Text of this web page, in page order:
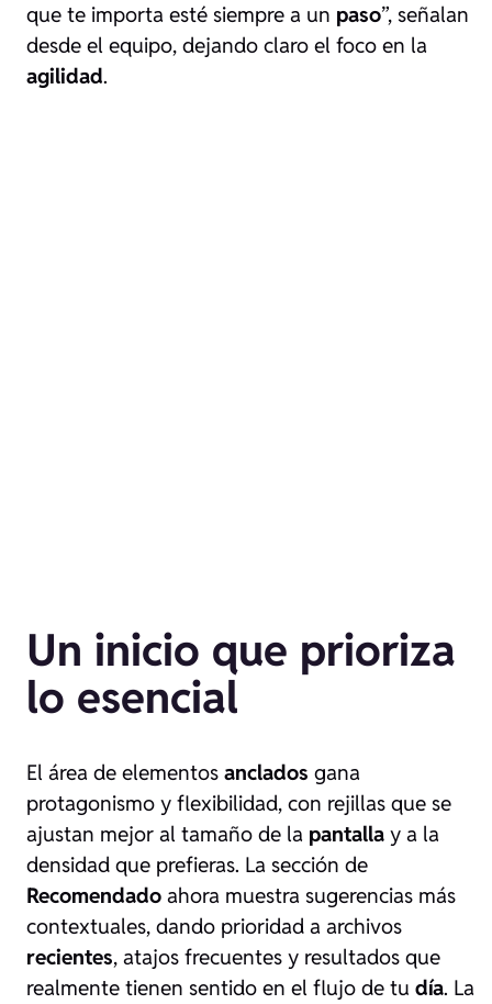
que te importa esté siempre a un paso”, señalan
desde el equipo, dejando claro el foco en la
agilidad.
Un inicio que prioriza
lo esencial
El área de elementos anclados gana
protagonismo y flexibilidad, con rejillas que se
ajustan mejor al tamaño de la pantalla y a la
densidad que prefieras. La sección de
Recomendado ahora muestra sugerencias más
contextuales, dando prioridad a archivos
recientes, atajos frecuentes y resultados que
realmente tienen sentido en el flujo de tu día. La